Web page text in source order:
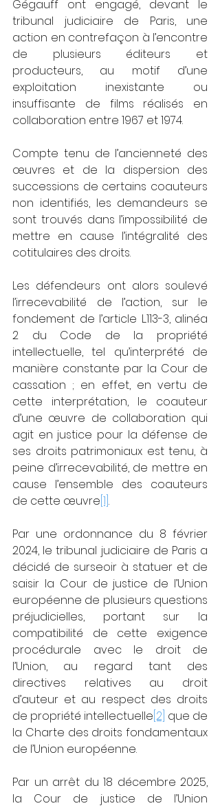
Gégauff ont engagé, devant le
tribunal judiciaire de Paris, une
action en contrefaçon à l’encontre
de plusieurs éditeurs et
producteurs, au motif d’une
exploitation inexistante ou
insuffisante de films réalisés en
collaboration entre 1967 et 1974.
Compte tenu de l’ancienneté des
œuvres et de la dispersion des
successions de certains coauteurs
non identifiés, les demandeurs se
sont trouvés dans l’impossibilité de
mettre en cause l’intégralité des
cotitulaires des droits.
Les défendeurs ont alors soulevé
l’irrecevabilité de l’action, sur le
fondement de l’article L.113-3, alinéa
2 du Code de la propriété
intellectuelle, tel qu’interprété de
manière constante par la Cour de
cassation ; en effet, en vertu de
cette interprétation, le coauteur
d’une œuvre de collaboration qui
agit en justice pour la défense de
ses droits patrimoniaux est tenu, à
peine d’irrecevabilité, de mettre en
cause l’ensemble des coauteurs
de cette œuvre [1] .
Par une ordonnance du 8 février
2024, le tribunal judiciaire de Paris a
décidé de surseoir à statuer et de
saisir la Cour de justice de l’Union
européenne de plusieurs questions
préjudicielles, portant sur la
compatibilité de cette exigence
procédurale avec le droit de
l’Union, au regard tant des
directives relatives au droit
d’auteur et au respect des droits
de propriété intellectuelle [2] que de
la Charte des droits fondamentaux
de l’Union européenne.
Par un arrêt du 18 décembre 2025,
la Cour de justice de l’Union